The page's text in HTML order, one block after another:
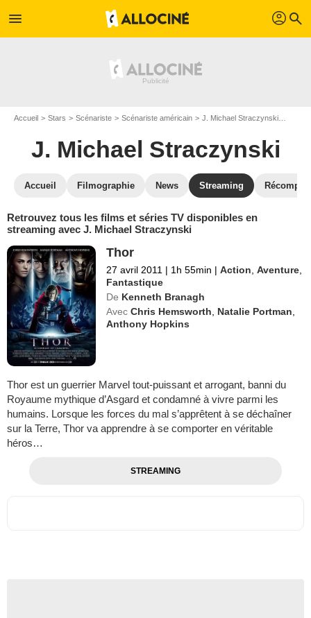
menu profil search
Accueil Stars Scénariste Scénariste américain J. Michael Straczynski
J. Michael Straczynski
Accueil Filmographie News Streaming
Retrouvez tous les films et séries TV disponibles en
streaming avec J. Michael Straczynski
Thor
27 avril 2011 | 1h 55min | Action ,Aventure
Fantastique
De Kenneth Branagh
Avec Chris Hemsworth Natalie Portman
Anthony Hopkins
Thor est un guerrier Marvel tout-puissant et arrogant, banni du
Royaume mythique d’Asgard et condamné à vivre parmi les
humains. Lorsque les forces du mal s’apprêtent à se déchaîner
sur la Terre, Thor va apprendre à se comporter en véritable
héros…
STREAMING